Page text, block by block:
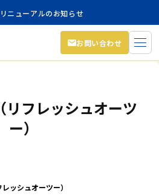
ニューアルのお知らせ
お問い合わせ
フレッシュオーツ
ー）
ッシュオーツー）